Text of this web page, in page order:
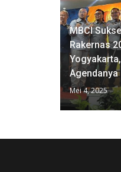
MBCI
Rakernas
Agendanya
Mei 4, 2025